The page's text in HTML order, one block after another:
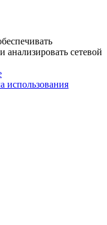
анализировать сетевой
использования